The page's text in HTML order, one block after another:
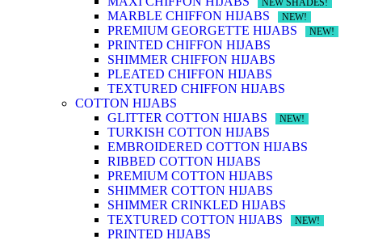
NEW SHADES!
MARBLE CHIFFON HIJABS NEW!
PREMIUM GEORGETTE HIJABS NEW!
PRINTED CHIFFON HIJABS
SHIMMER CHIFFON HIJABS
PLEATED CHIFFON HIJABS
TEXTURED CHIFFON HIJABS
COTTON HIJABS
GLITTER COTTON HIJABS
NEW!
TURKISH COTTON HIJABS
EMBROIDERED COTTON HIJABS
RIBBED COTTON HIJABS
PREMIUM COTTON HIJABS
SHIMMER COTTON HIJABS
SHIMMER CRINKLED HIJABS
TEXTURED COTTON HIJABS
NEW!
PRINTED HIJABS